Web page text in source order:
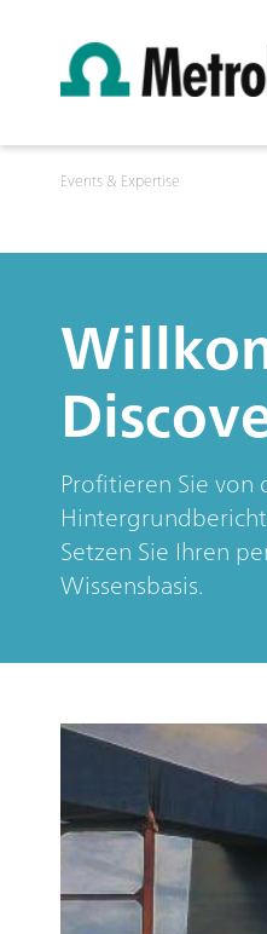
Events & Expertise
Profitieren Sie
Setzen Sie Ihren
Wissensbasis.